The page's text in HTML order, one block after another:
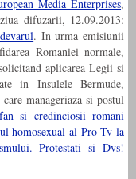
Media Enterprises,
difuzarii, 12.09.2013:
. In urma emisiunii
Romaniei normale,
aplicarea Legii si
in Insulele Bermude,
care manageriaza si postul
si credinciosii romani
homosexual al Pro Tv la
Protestati si Dvs!